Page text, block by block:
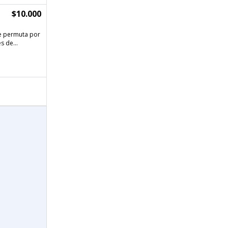
$10.000
permuta por
de...